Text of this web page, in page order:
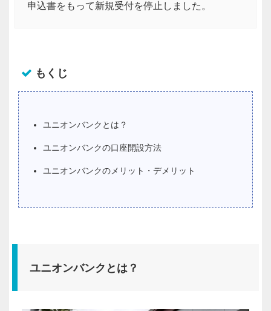
申込書をもって新規受付を停止しました。
もくじ
ユニオンバンクとは？
ユニオンバンクの口座開設方法
ユニオンバンクのメリット・デメリット
ユニオンバンクとは？